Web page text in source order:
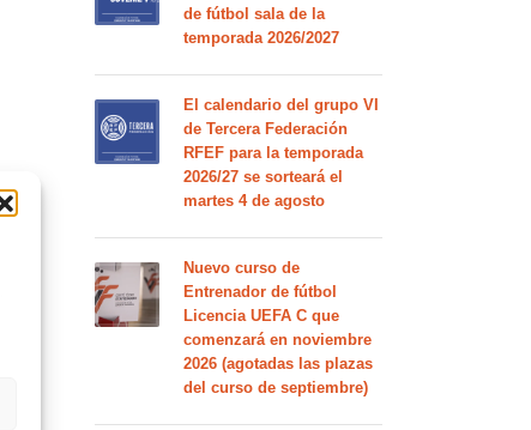
de fútbol sala de la
temporada 2026/2027
El calendario del grupo VI
de Tercera Federación
RFEF para la temporada
2026/27 se sorteará el
martes 4 de agosto
Nuevo curso de
Entrenador de fútbol
Licencia UEFA C que
comenzará en noviembre
2026 (agotadas las plazas
del curso de septiembre)